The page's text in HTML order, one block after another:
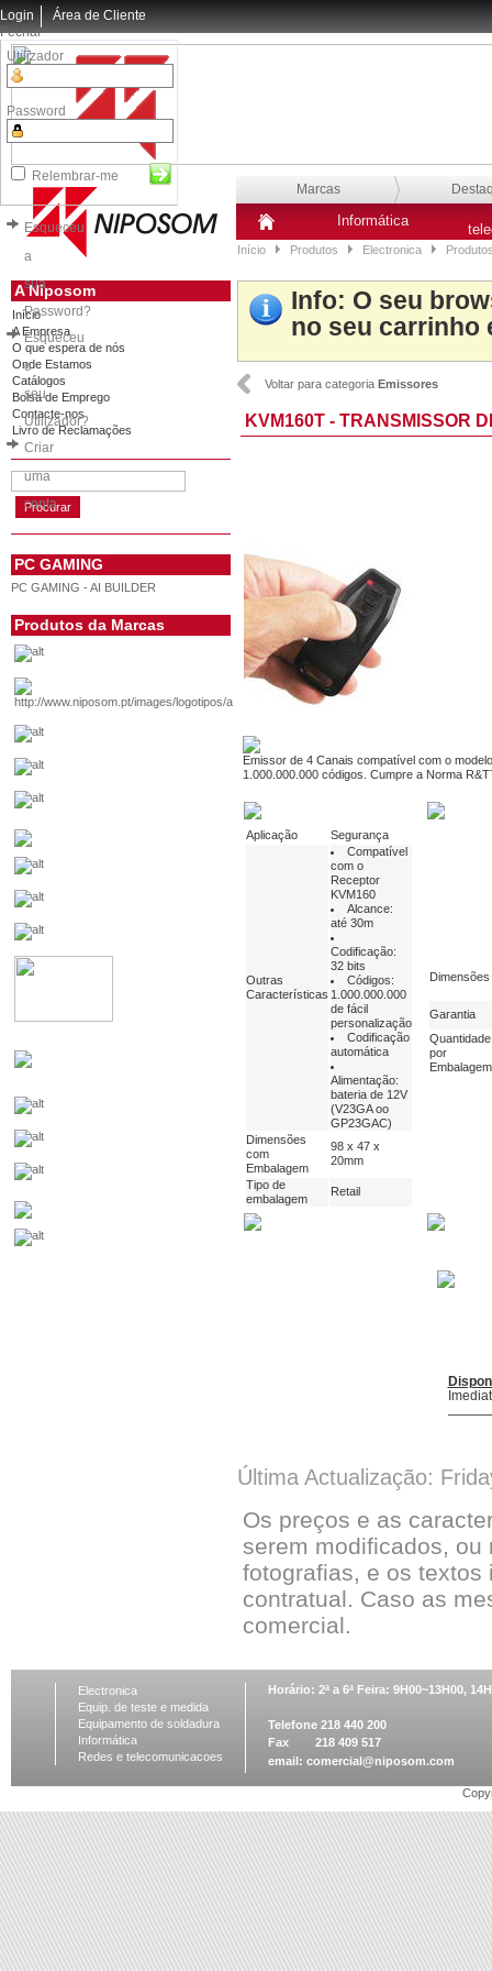
Login
Fechar
Utilizador
Password
Relembrar-me
Esqueceu
a
sua
Password?
Esqueceu
o
seu
Utilizador?
Criar
uma
conta
Área de Cliente
Marcas
Informática
Início Produtos Electronica
A Niposom
Início
A Empresa
O que espera de nós
Onde Estamos
Catálogos
Bolsa de Emprego
Contacte-nos
Livro de Reclamações
PC GAMING
PC GAMING - AI BUILDER
Produtos da Marcas
Info: O seu
no seu carrinho
Voltar para categoria Emissores
KVM160T - TRANSMISSOR
Emissor de 4 Canais compatível com o
1.000.000.000 códigos. Cumpre a Norma
Aplicação Segurança
Outras
Características
Compatível
com o
Receptor
KVM160
Alcance:
até 30m
Codificação:
32 bits
Códigos:
1.000.000.000
de fácil
personalização
Codificação
automática
Alimentação:
bateria de 12V
(V23GA oo
GP23GAC)
Dimensões
com
Embalagem
98 x 47 x
20mm
Tipo de
embalagem
Retail
Dimensões
Garantia
Quantidade
por
Embalagem
Última Actualização:
Os preços e as
serem modificados, ou
fotografias, e os
contratual. Caso as
comercial.
Electronica
Equip. de teste e medida
Equipamento de soldadura
Informática
Redes e telecomunicacoes
Horário: 2ª a 6ª Feira: 9H00~13H00,
Telefone 218 440 200
Fax 218 409 517
email: comercial@niposom.com